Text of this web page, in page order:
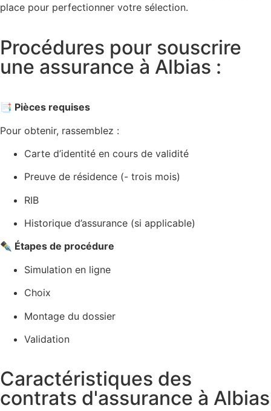
place pour perfectionner votre sélection.
Procédures pour souscrire
une assurance à Albias :
📑 Pièces requises
Pour obtenir, rassemblez :
Carte d’identité en cours de validité
Preuve de résidence (- trois mois)
RIB
Historique d’assurance (si applicable)
✒️ Étapes de procédure
Simulation en ligne
Choix
Montage du dossier
Validation
Caractéristiques des
contrats d'assurance à Albias